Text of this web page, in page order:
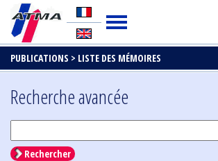
PUBLICATIONS > LISTE DES MÉMOIRES
Recherche avancée
Rechercher